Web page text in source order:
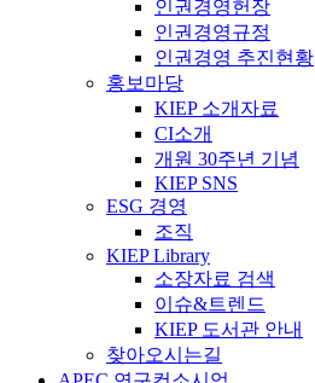
인권경영헌장
인권경영규정
인권경영 추진현황
홍보마당
KIEP 소개자료
CI소개
개원 30주년 기념
KIEP SNS
ESG 경영
조직
KIEP Library
소장자료 검색
이슈&트렌드
KIEP 도서관 안내
찾아오시는길